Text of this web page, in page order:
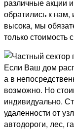
различные акции
обратились к
высока, мы
только стоимость
Если Ваш дом
а в
возможно. Но
индивидуально.
удаленности от
автодороги, лес,